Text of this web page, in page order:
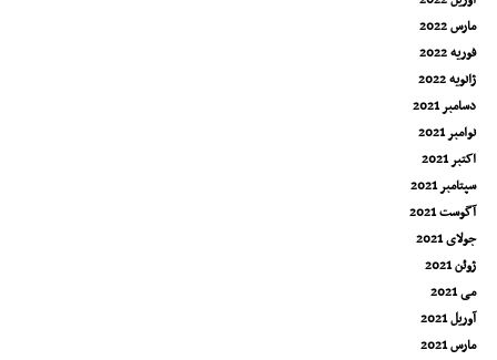
مارس 2022
فوریه 2022
ژانویه 2022
دسامبر 2021
نوامبر 2021
اکتبر 2021
سپتامبر 2021
آگوست 2021
جولای 2021
ژوئن 2021
می 2021
آوریل 2021
مارس 2021